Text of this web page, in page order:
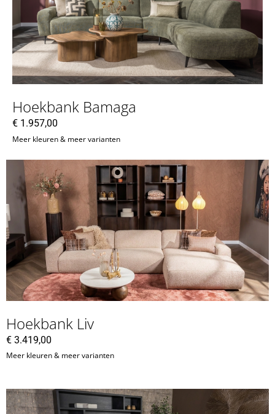
Hoekbank Bamaga
€ 1.957,00
Meer kleuren & meer varianten
Hoekbank Liv
€ 3.419,00
Meer kleuren & meer varianten